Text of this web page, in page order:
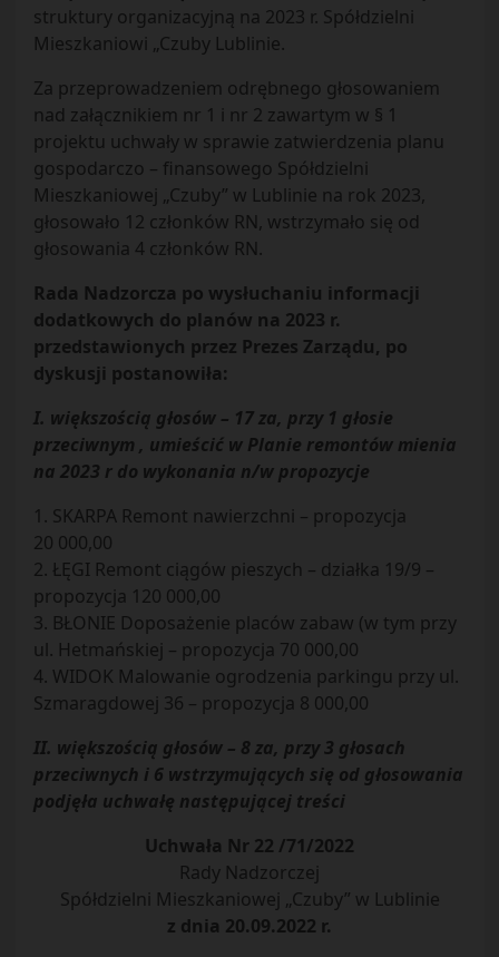
struktury organizacyjną na 2023 r. Spółdzielni
Mieszkaniowi „Czuby Lublinie.
Za przeprowadzeniem odrębnego głosowaniem
nad załącznikiem nr 1 i nr 2 zawartym w § 1
projektu uchwały w sprawie zatwierdzenia planu
gospodarczo – finansowego Spółdzielni
Mieszkaniowej „Czuby” w Lublinie na rok 2023,
głosowało 12 członków RN, wstrzymało się od
głosowania 4 członków RN.
Rada Nadzorcza po wysłuchaniu informacji
dodatkowych do planów na 2023 r.
przedstawionych przez Prezes Zarządu, po
dyskusji postanowiła:
I. większością głosów – 17 za, przy 1 głosie
przeciwnym , umieścić w Planie remontów mienia
na 2023 r do wykonania n/w propozycje
1. SKARPA Remont nawierzchni – propozycja
20 000,00
2. ŁĘGI Remont ciągów pieszych – działka 19/9 –
propozycja 120 000,00
3. BŁONIE Doposażenie placów zabaw (w tym przy
ul. Hetmańskiej – propozycja 70 000,00
4. WIDOK Malowanie ogrodzenia parkingu przy ul.
Szmaragdowej 36 – propozycja 8 000,00
II. większością głosów – 8 za, przy 3 głosach
przeciwnych i 6 wstrzymujących się od głosowania
podjęła uchwałę następującej treści
Uchwała Nr 22 /71/2022
Rady Nadzorczej
Spółdzielni Mieszkaniowej „Czuby” w Lublinie
z dnia 20.09.2022 r.